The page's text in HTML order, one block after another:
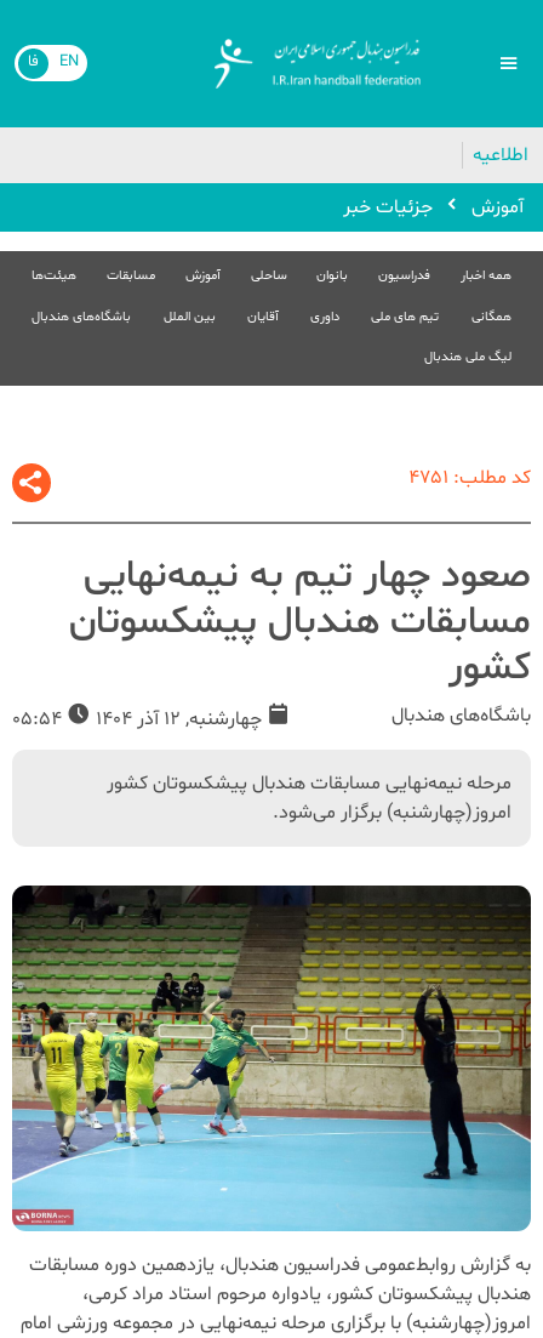
EN فا
اطلاعیه
🔴
آموزش
جزئیات خبر
همه اخبار فدراسیون بانوان ساحلی آموزش مسابقات هیئت‌ها
همگانی تیم های ملی داوری آقایان بین الملل باشگاه‌های هندبال
لیگ ملی هندبال
کد مطلب: 4751
صعود چهار تیم به نیمه‌نهایی
مسابقات هندبال پیشکسوتان
کشور
باشگاه‌های هندبال چهارشنبه, 12 آذر 1404
مرحله نیمه‌نهایی مسابقات هندبال پیشکسوتان کشور
امروز(چهارشنبه) برگزار می‌شود.
به گزارش روابط‌عمومی فدراسیون هندبال، یازدهمین دوره مسابقات
هندبال پیشکسوتان کشور، یادواره مرحوم استاد مراد کرمی،
امروز(چهارشنبه) با برگزاری مرحله نیمه‌نهایی در مجموعه ورزشی امام